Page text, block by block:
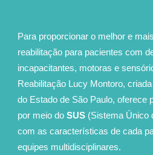
Para proporcionar o melhor e
reabilitação para pacientes com
incapacitantes, motoras e
Reabilitação Lucy Montoro,
do Estado de São Paulo,oferece
por meio doSUS (Sistema Único
com as características de cada
equipes multidisciplinares.